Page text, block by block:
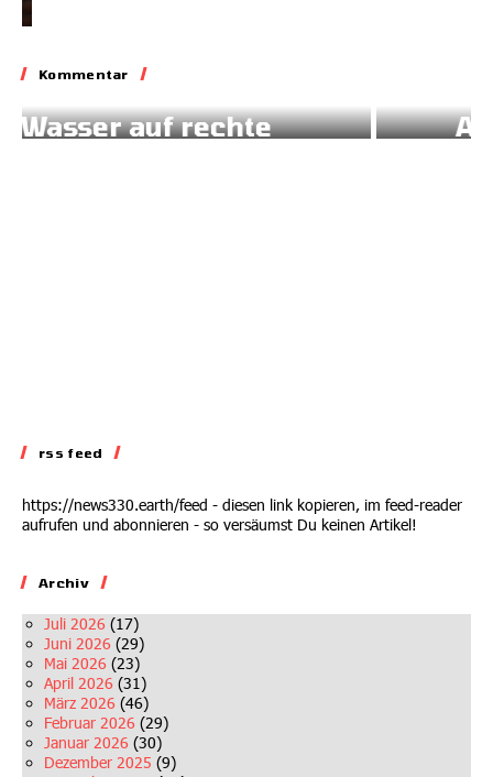
Kommentar
Auf dem Abstellgleis
rss feed
https://news330.earth/feed - diesen link kopieren, im feed-reader
aufrufen und abonnieren - so versäumst Du keinen Artikel!
Archiv
Juli 2026 (17)
Juni 2026 (29)
Mai 2026 (23)
April 2026 (31)
März 2026 (46)
Februar 2026 (29)
Januar 2026 (30)
Dezember 2025 (9)